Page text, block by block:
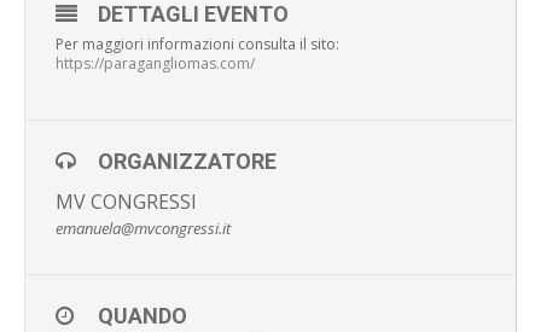
DETTAGLI EVENTO
Per maggiori informazioni consulta il sito:
https://paragangliomas.com/
ORGANIZZATORE
MV CONGRESSI
emanuela@mvcongressi.it
QUANDO